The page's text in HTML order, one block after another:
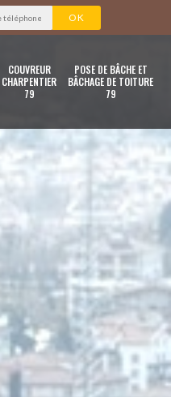
COUVREUR
CHARPENTIER
79
POSE DE BÂCHE ET
BÂCHAGE DE TOITURE
79